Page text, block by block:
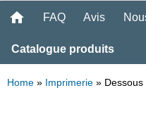
FAQ Avis
Catalogue produits
Home » Imprimerie »